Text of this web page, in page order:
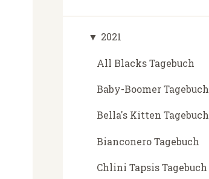
▼ 2021
All Blacks Tagebuch
Baby-Boomer Tagebuch
Bella's Kitten Tagebuch
Bianconero Tagebuch
Chlini Tapsis Tagebuch